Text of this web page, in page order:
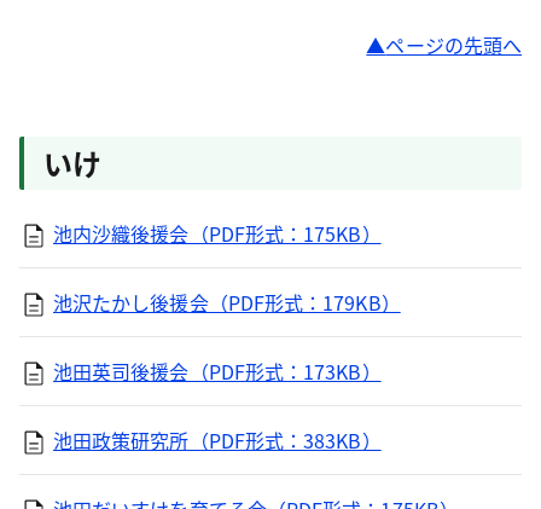
ページの先頭へ
いけ
池内沙織後援会（PDF形式：175KB）
池沢たかし後援会（PDF形式：179KB）
池田英司後援会（PDF形式：173KB）
池田政策研究所（PDF形式：383KB）